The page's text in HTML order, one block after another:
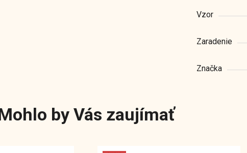
Vzor
Zaradenie
Značka
by Vás zaujímať